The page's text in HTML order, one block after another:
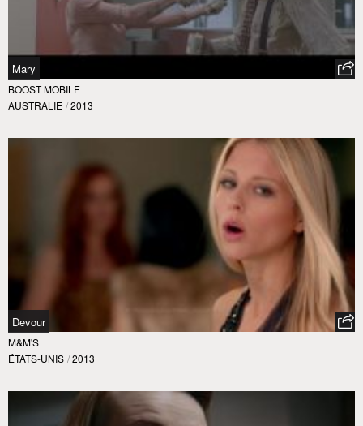
Mary
BOOST MOBILE
AUSTRALIE / 2013
Devour
M&M'S
ÉTATS-UNIS / 2013